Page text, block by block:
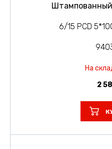
Штампованный
6/15 PCD
На
2